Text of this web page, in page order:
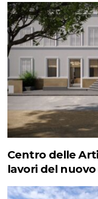
Centro delle
lavori del